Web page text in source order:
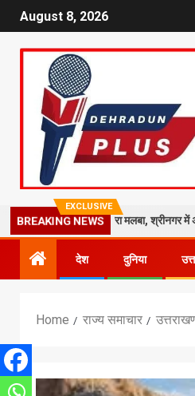
August 8, 2026
EXCLUSIVE
BREAKING NEWS
मंदिर पर गिरा मलबा, श्रीनगर में अलकनंदा का
देश दुनिया
Home राज्य समाचार